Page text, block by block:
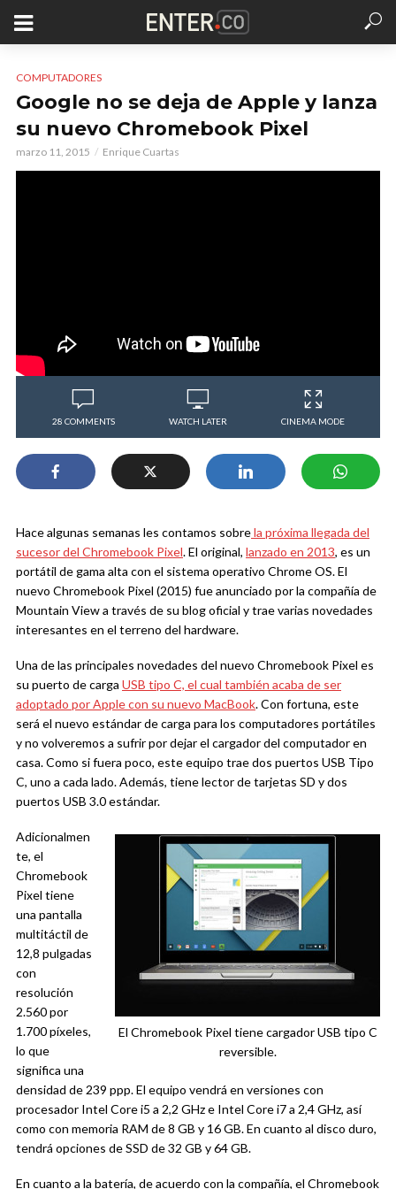
COMPUTADORES
Google no se deja de Apple y lanza
su nuevo Chromebook Pixel
marzo 11, 2015 Enrique Cuartas
28 COMMENTS WATCH LATER CINEMA MODE
Hace algunas semanas les contamos sobrela próxima llegada del
sucesor del Chromebook Pixel. El original, lanzado en 2013, es un
portátil de gama alta con el sistema operativo Chrome OS. El
nuevo Chromebook Pixel (2015) fue anunciado por la compañía de
Mountain View a través de su blog oficial y trae varias novedades
interesantes en el terreno del hardware.
Una de las principales novedades del nuevo Chromebook Pixel es
su puerto de carga USB tipo C, el cual también acaba de ser
adoptado por Apple con su nuevo MacBook. Con fortuna, este
será el nuevo estándar de carga para los computadores portátiles
y no volveremos a sufrir por dejar el cargador del computador en
casa. Como si fuera poco, este equipo trae dos puertos USB Tipo
C, uno a cada lado. Además, tiene lector de tarjetas SD y dos
puertos USB 3.0 estándar.
El Chromebook Pixel tiene cargador USB tipo C
reversible.
Adicionalmen
te, el
Chromebook
Pixel tiene
una pantalla
multitáctil de
12,8 pulgadas
con
resolución
2.560 por
1.700 píxeles,
lo que
significa una
densidad de 239 ppp. El equipo vendrá en versiones con
procesador Intel Core i5 a 2,2 GHz e Intel Core i7 a 2,4 GHz, así
como con memoria RAM de 8 GB y 16 GB. En cuanto al disco duro,
tendrá opciones de SSD de 32 GB y 64 GB.
En cuanto a la batería, de acuerdo con la compañía, el Chromebook